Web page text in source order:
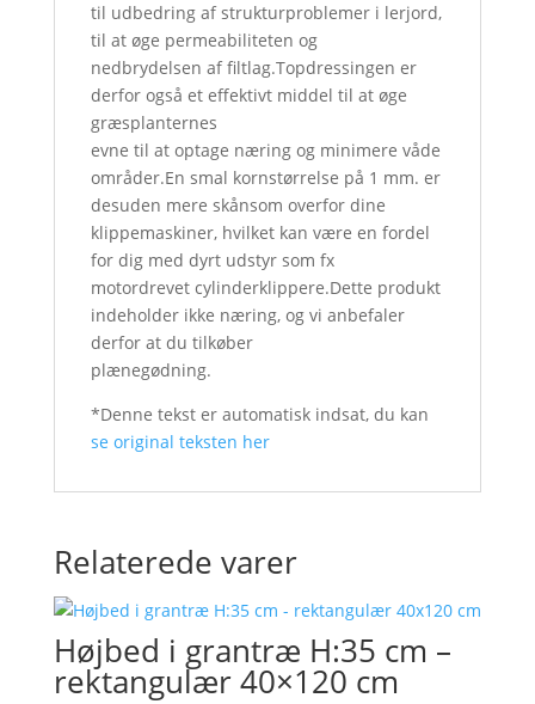
til udbedring af strukturproblemer i lerjord,
til at øge permeabiliteten og
nedbrydelsen af filtlag.Topdressingen er
derfor også et effektivt middel til at øge
græsplanternes
evne til at optage næring og minimere våde
områder.En smal kornstørrelse på 1 mm. er
desuden mere skånsom overfor dine
klippemaskiner, hvilket kan være en fordel
for dig med dyrt udstyr som fx
motordrevet cylinderklippere.Dette produkt
indeholder ikke næring, og vi anbefaler
derfor at du tilkøber
plænegødning.
*Denne tekst er automatisk indsat, du kan
se original teksten her
Relaterede varer
Højbed i grantræ H:35 cm –
rektangulær 40×120 cm